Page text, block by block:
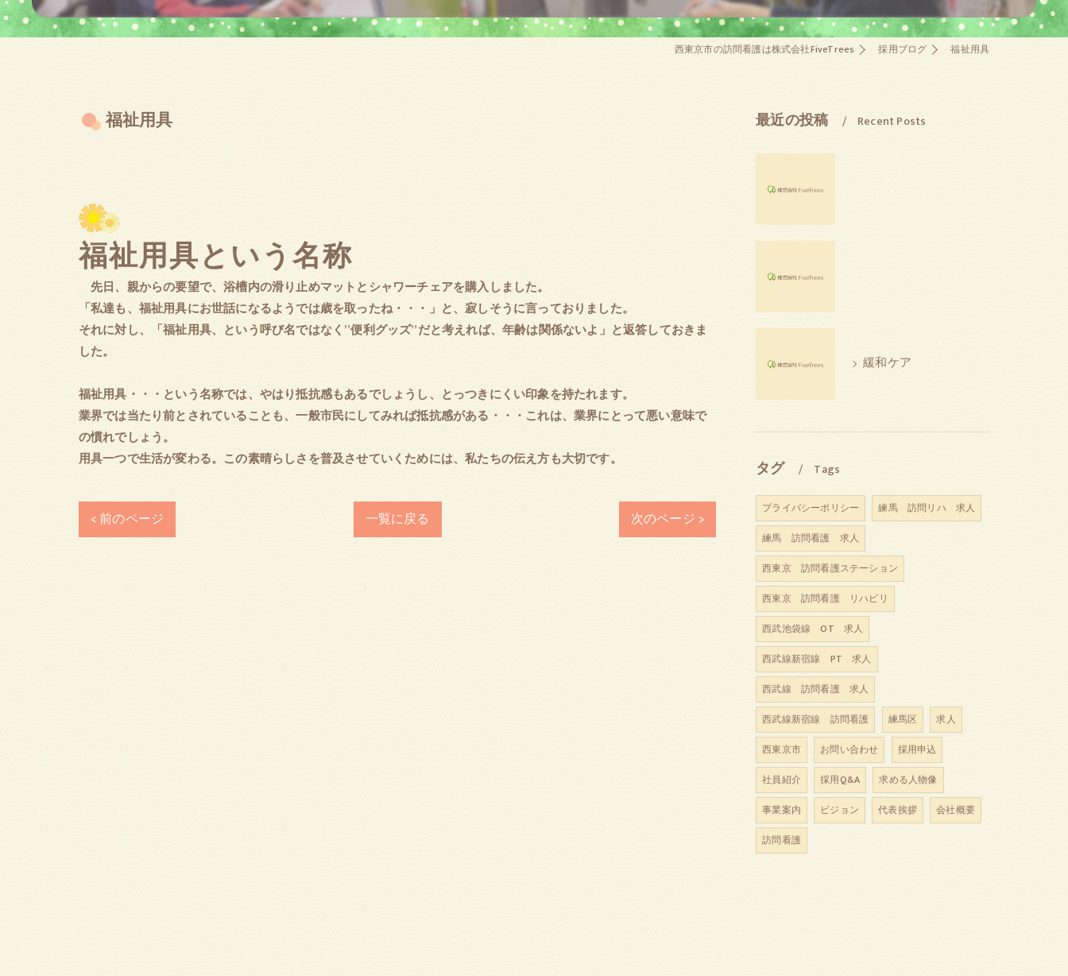
西東京市の訪問看護は株式会社FiveTrees 採用ブログ 福祉用具
福祉用具
福祉用具という名称
先日、親からの要望で、浴槽内の滑り止めマットとシャワーチェアを購入しました。
「私達も、福祉用具にお世話になるようでは歳を取ったね・・・」と、寂しそうに言っておりました。
それに対し、「福祉用具、という呼び名ではなく”便利グッズ”だと考えれば、年齢は関係ないよ」と返答しておきま
した。
福祉用具・・・という名称では、やはり抵抗感もあるでしょうし、とっつきにくい印象を持たれます。
業界では当たり前とされていることも、一般市民にしてみれば抵抗感がある・・・これは、業界にとって悪い意味で
の慣れでしょう。
用具一つで生活が変わる。この素晴らしさを普及させていくためには、私たちの伝え方も大切です。
< 前のページ 一覧に戻る 次のページ >
最近の投稿 Recent Posts
緩和ケア
タグ Tags
プライバシーポリシー
練馬 訪問リハ 求人
練馬 訪問看護 求人
西東京 訪問看護ステーション
西東京 訪問看護 リハビリ
西武池袋線 OT 求人
西武線新宿線 PT 求人
西武線 訪問看護 求人
西武線新宿線 訪問看護
練馬区
求人
西東京市
お問い合わせ
採用申込
社員紹介
採用Q&A
求める人物像
事業案内
ビジョン 代表挨拶
会社概要
訪問看護